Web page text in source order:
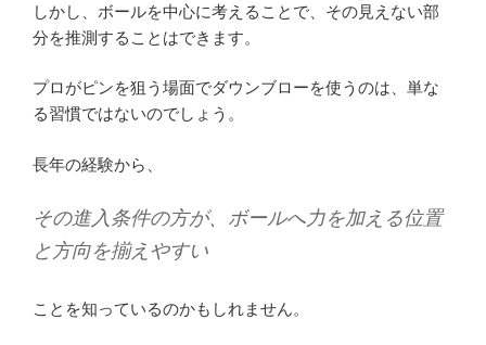
しかし、ボールを中心に考えることで、その見えない部
分を推測することはできます。
プロがピンを狙う場面でダウンブローを使うのは、単な
る習慣ではないのでしょう。
長年の経験から、
その進入条件の方が、ボールへ力を加える位置
と方向を揃えやすい
ことを知っているのかもしれません。